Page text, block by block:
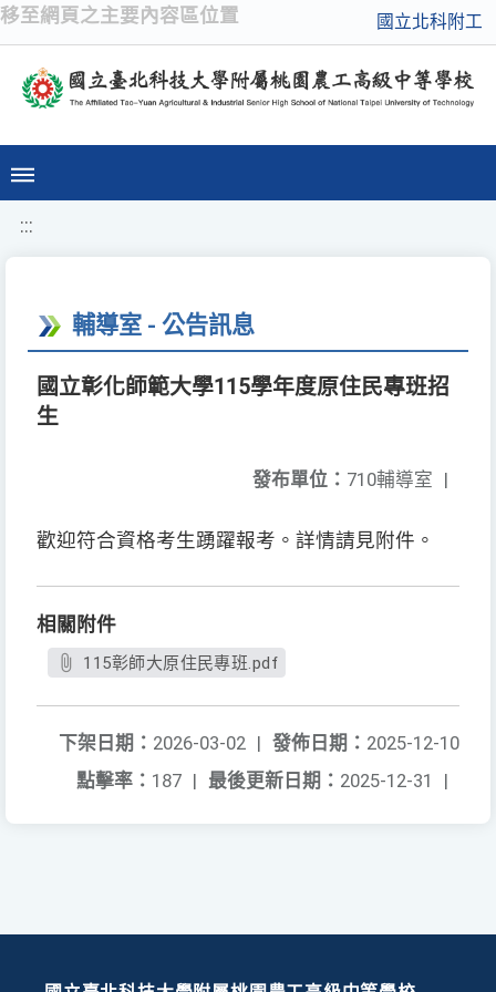
移至網頁之主要內容區位置 國立北科附工
:::
輔導室 - 公告訊息
國立彰化師範大學115學年度原住民專班招
生
發布單位： 710輔導室 |
歡迎符合資格考生踴躍報考。詳情請見附件。
相關附件
115彰師大原住民專班.pdf
發佈日期： 2025-12-10
下架日期： 2026-03-02 |
最後更新日期： 2025-12-31 |
點擊率： 187 |